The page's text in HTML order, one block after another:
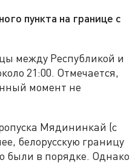
пункта на границе с
между Республикой и
21:00. Отмечается,
момент не
Мядининкай (с
белорусскую границу
были в порядке. Однако